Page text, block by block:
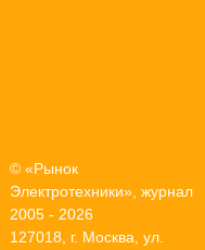
© «Рынок
Электротехники», журнал
2005 - 2026
127018, г. Москва, ул.